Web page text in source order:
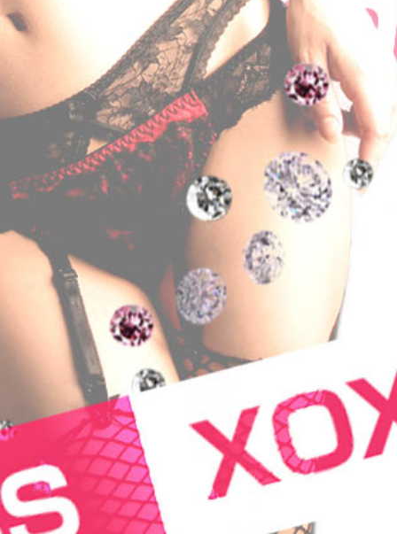
決済取り消しは手数料が発生します
ニューハーフヘルス xoxokiss 千葉店
ニュース一覧 ☆☆ ☂ 雨 割 り ☂ ☆☆
新情報
☆ LINE、メールからのご予約が可能です ☆
2026/08/09 14:01
お電話番号
指名キャスト
ご利用場所
ニュース一覧を見る
ホーム